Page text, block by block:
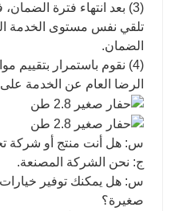
(3) بعد انتهاء فترة
تلقي نفس مستوى الخدمة
الضمان.
(4) نقوم باستمرار بتقييم
الرضا العام عن الخدمة على
س: هل أنت منتج أو شركة
ج: نحن الشركة المصنعة.
س: هل يمكنك توفير
صغيرة؟